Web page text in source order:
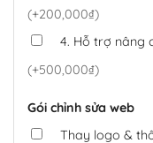
(+200,000₫)
4. Hỗ trợ nâng
(+500,000₫)
Gói chỉnh sửa web
Thay logo &